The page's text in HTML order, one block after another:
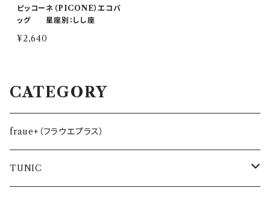
ピッコーネ（PICONE）エコバ
ッグ 星座別：しし座
¥2,640
CATEGORY
fraue+（フラウエプラス）
TUNIC